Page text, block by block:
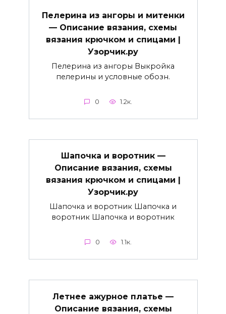
Пелерина из ангоры и митенки
— Описание вязания, схемы
вязания крючком и спицами |
Узорчик.ру
Пелерина из ангоры Выкройка
пелерины и условные обозн.
0 1.2к.
Шапочка и воротник —
Описание вязания, схемы
вязания крючком и спицами |
Узорчик.ру
Шапочка и воротник Шапочка и
воротник Шапочка и воротник
0 1.1к.
Летнее ажурное платье —
Описание вязания, схемы